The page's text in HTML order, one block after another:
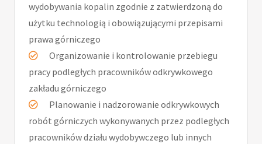
wydobywania kopalin zgodnie z zatwierdzoną do
użytku technologią i obowiązującymi przepisami
prawa górniczego
Organizowanie i kontrolowanie przebiegu
pracy podległych pracowników odkrywkowego
zakładu górniczego
Planowanie i nadzorowanie odkrywkowych
robót górniczych wykonywanych przez podległych
pracowników działu wydobywczego lub innych